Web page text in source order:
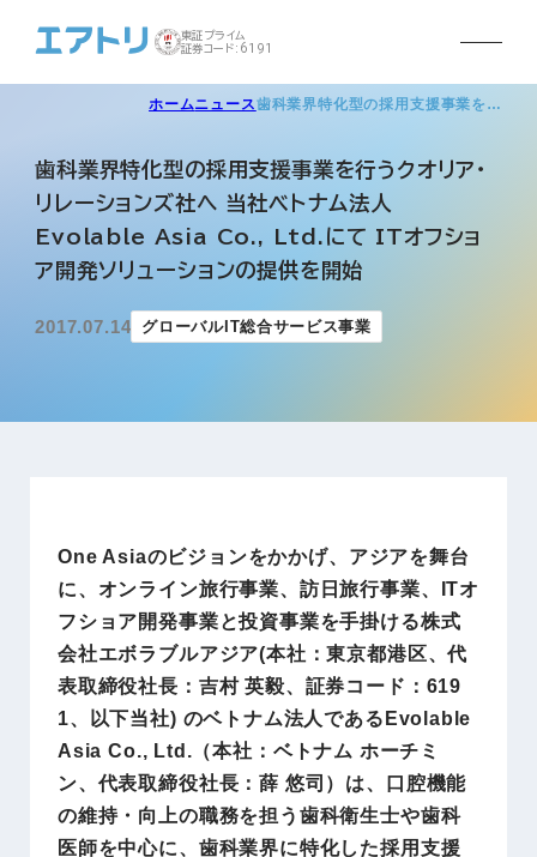
東証プライム
証券コード:6191
ホームニュース歯科業界特化型の採用支援事業を…
歯科業界特化型の採用支援事業を行うクオリア・
リレーションズ社へ 当社ベトナム法人
Evolable Asia Co., Ltd.にて ITオフショ
ア開発ソリューションの提供を開始
2017.07.14 グローバルIT総合サービス事業
One Asiaのビジョンをかかげ、アジアを舞台
に、オンライン旅行事業、訪日旅行事業、ITオ
フショア開発事業と投資事業を手掛ける株式
会社エボラブルアジア(本社：東京都港区、代
表取締役社長：吉村 英毅、証券コード：619
1、以下当社) のベトナム法人であるEvolable
Asia Co., Ltd.（本社：ベトナム ホーチミ
ン、代表取締役社長：薛 悠司）は、口腔機能
の維持・向上の職務を担う歯科衛生士や歯科
医師を中心に、歯科業界に特化した採用支援